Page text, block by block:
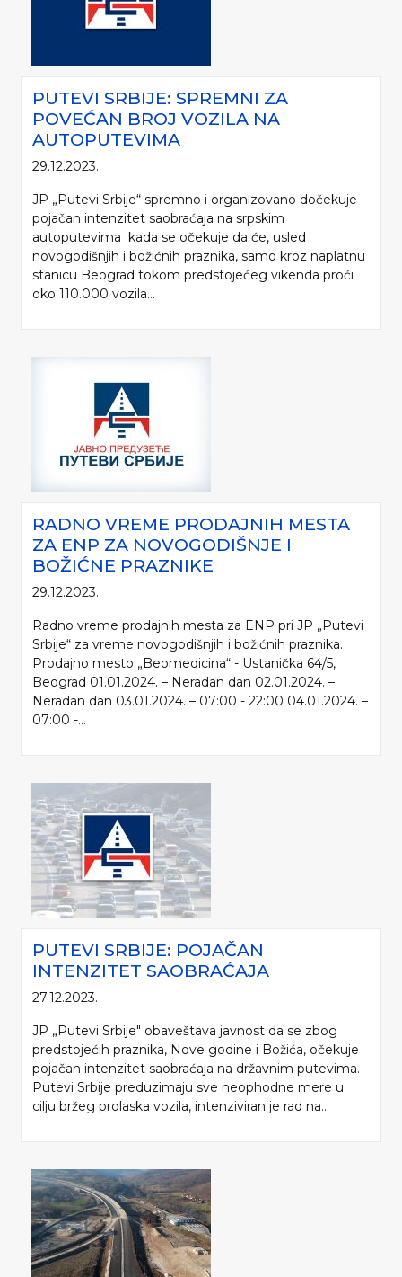
PUTEVI SRBIJE: SPREMNI ZA
POVEĆAN BROJ VOZILA NA
AUTOPUTEVIMA
29.12.2023.
JP „Putevi Srbije“ spremno i organizovano dočekuje
pojačan intenzitet saobraćaja na srpskim
autoputevima kada se očekuje da će, usled
novogodišnjih i božićnih praznika, samo kroz naplatnu
stanicu Beograd tokom predstojećeg vikenda proći
oko 110.000 vozila...
RADNO VREME PRODAJNIH MESTA
ZA ENP ZA NOVOGODIŠNJE I
BOŽIĆNE PRAZNIKE
29.12.2023.
Radno vreme prodajnih mesta za ENP pri JP „Putevi
Srbije“ za vreme novogodišnjih i božićnih praznika.
Prodajno mesto „Beomedicina“ - Ustanička 64/5,
Beograd 01.01.2024. – Neradan dan 02.01.2024. –
Neradan dan 03.01.2024. – 07:00 - 22:00 04.01.2024. –
07:00 -...
PUTEVI SRBIJE: POJAČAN
INTENZITET SAOBRAĆAJA
27.12.2023.
JP „Putevi Srbije" obaveštava javnost da se zbog
predstojećih praznika, Nove godine i Božića, očekuje
pojačan intenzitet saobraćaja na državnim putevima.
Putevi Srbije preduzimaju sve neophodne mere u
cilju bržeg prolaska vozila, intenziviran je rad na...